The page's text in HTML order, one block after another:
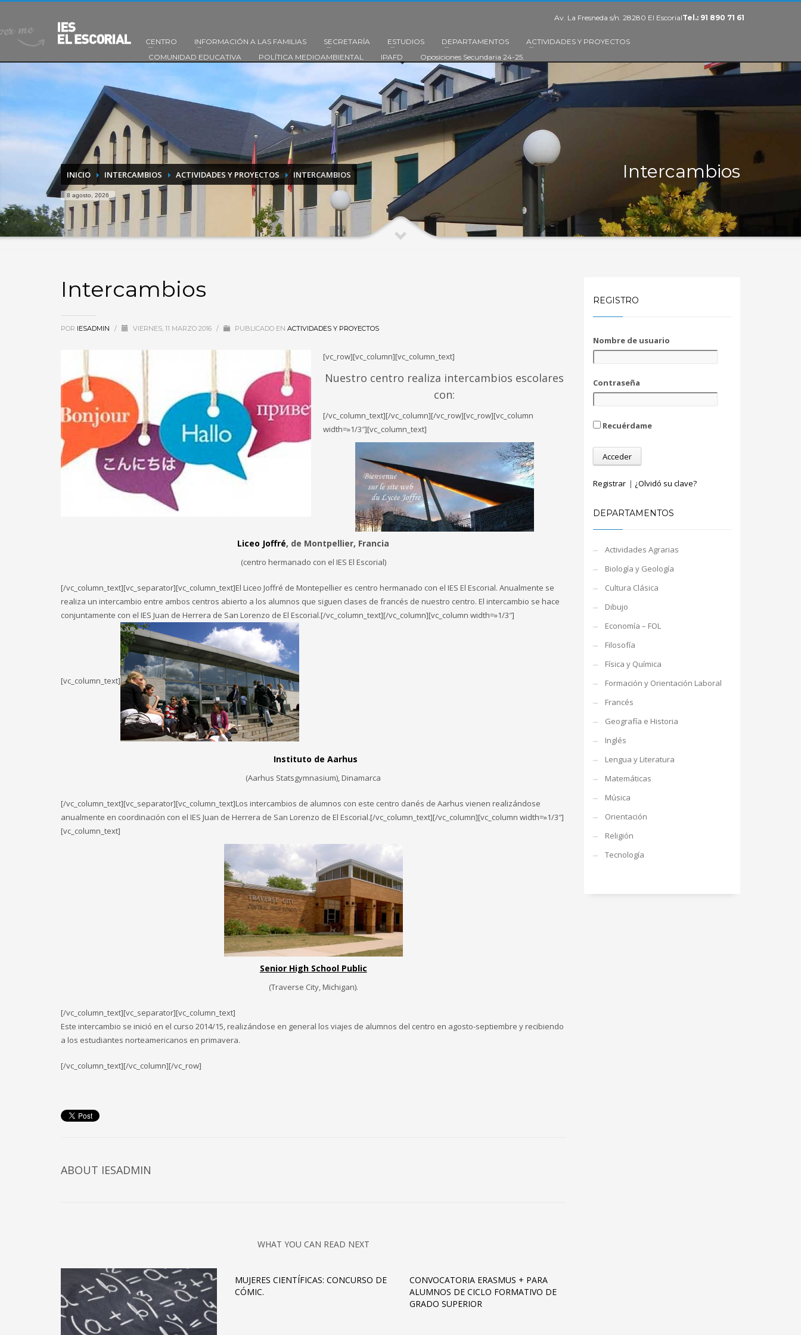
Av. La Fresneda s/n. 28280 El EscorialTel.: 91 890 71 61
CENTRO INFORMACIÓN A LAS FAMILIAS SECRETARÍA ESTUDIOS DEPARTAMENTOS
ACTIVIDADES Y PROYECTOS
COMUNIDAD EDUCATIVA
POLÍTICA MEDIOAMBIENTAL IPAFD Oposiciones Secundaria 24-25.
INICIO INTERCAMBIOS ACTIVIDADES Y PROYECTOS INTERCAMBIOS
8 agosto, 2026
Intercambios
Intercambios
POR IESADMIN / VIERNES, 11 MARZO 2016 / PUBLICADO EN ACTIVIDADES Y PROYECTOS
[vc_row][vc_column][vc_column_text]
Nuestro centro realiza intercambios escolares
con:
[/vc_column_text][/vc_column][/vc_row][vc_row][vc_column
width=»1/3″][vc_column_text]
Liceo Joffré, de Montpellier, Francia
(centro hermanado con el IES El Escorial)
[/vc_column_text][vc_separator][vc_column_text]El Liceo Joffré de Montepellier es centro hermanado con el IES El Escorial. Anualmente se
realiza un intercambio entre ambos centros abierto a los alumnos que siguen clases de francés de nuestro centro. El intercambio se hace
conjuntamente con el IES Juan de Herrera de San Lorenzo de El Escorial.[/vc_column_text][/vc_column][vc_column width=»1/3″]
[vc_column_text]
Instituto de Aarhus
(Aarhus Statsgymnasium), Dinamarca
[/vc_column_text][vc_separator][vc_column_text]Los intercambios de alumnos con este centro danés de Aarhus vienen realizándose
anualmente en coordinación con el IES Juan de Herrera de San Lorenzo de El Escorial.[/vc_column_text][/vc_column][vc_column width=»1/3″]
[vc_column_text]
Senior High School Public
(Traverse City, Michigan).
[/vc_column_text][vc_separator][vc_column_text]
Este intercambio se inició en el curso 2014/15, realizándose en general los viajes de alumnos del centro en agosto-septiembre y recibiendo
a los estudiantes norteamericanos en primavera.
[/vc_column_text][/vc_column][/vc_row]
ABOUT IESADMIN
WHAT YOU CAN READ NEXT
MUJERES CIENTÍFICAS: CONCURSO DE
CÓMIC.
CONVOCATORIA ERASMUS + PARA
ALUMNOS DE CICLO FORMATIVO DE
GRADO SUPERIOR
REGISTRO
Nombre de usuario
Contraseña
Recuérdame
Registrar | ¿Olvidó su clave?
DEPARTAMENTOS
Actividades Agrarias
Biología y Geología
Cultura Clásica
Dibujo
Economía – FOL
Filosofía
Física y Química
Formación y Orientación Laboral
Francés
Geografía e Historia
Inglés
Lengua y Literatura
Matemáticas
Música
Orientación
Religión
Tecnología